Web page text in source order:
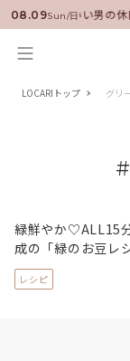
08.09Sun/日
ーに就任！いい男の
LOCARIトップ グリ
緑鮮やか♡ALL15
成の「緑のお豆レ
レシピ